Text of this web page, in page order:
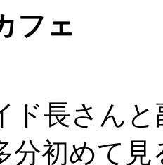
フェ
ド長さん
分初めて